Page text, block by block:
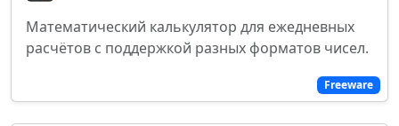
Freeware
Математический калькулятор для ежедневных
расчётов с поддержкой разных форматов чисел.